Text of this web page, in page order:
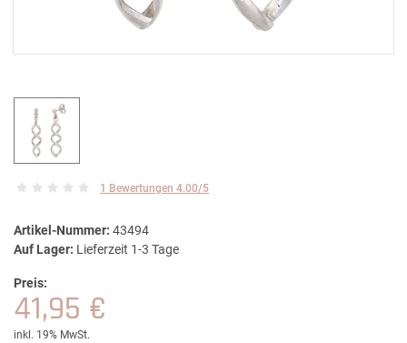
1 Bewertungen 4.00/5
Artikel-Nummer: 43494
Auf Lager: Lieferzeit 1-3 Tage
Preis:
41,95 €
inkl. 19% MwSt.